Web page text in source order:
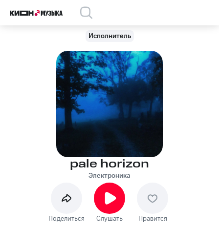
Исполнитель
pale horizon
Электроника
Поделиться Слушать Нравится